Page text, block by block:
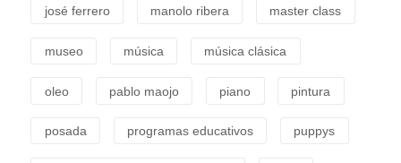
josé ferrero manolo ribera master class
museo música música clásica
oleo pablo maojo piano pintura
posada programas educativos puppys